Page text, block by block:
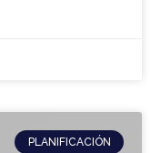
PLANIFICACIÓN